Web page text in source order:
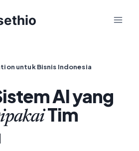
untuk Bisnis Indonesia
AI yang
Tim